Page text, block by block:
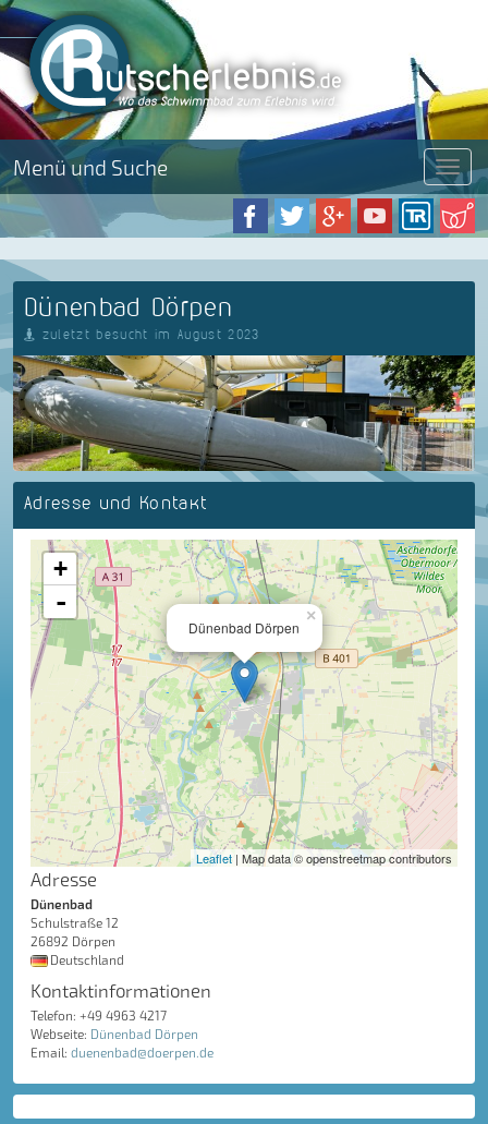
Menü und Suche Menü
Dünenbad Dörpen
zuletzt besucht im August 2023
Adresse und Kontakt
×
Dünenbad Dörpen
+
-
Leaflet | Map data © openstreetmap contributors
Adresse
Dünenbad
Schulstraße 12
26892 Dörpen
Deutschland
Kontaktinformationen
Telefon: +49 4963 4217
Webseite: Dünenbad Dörpen
Email: duenenbad@doerpen.de